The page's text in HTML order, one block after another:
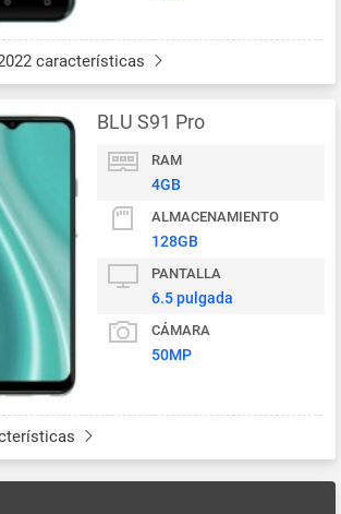
características
BLU S91 Pro
RAM
4GB
ALMACENAMIENTO
128GB
PANTALLA
6.5 pulgada
CÁMARA
50MP